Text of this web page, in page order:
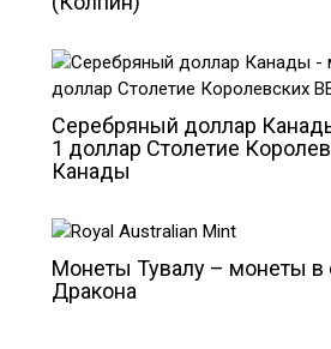
Серебряный доллар
1 доллар Столетие
Канады
Монеты Тувалу – монеты в
Дракона